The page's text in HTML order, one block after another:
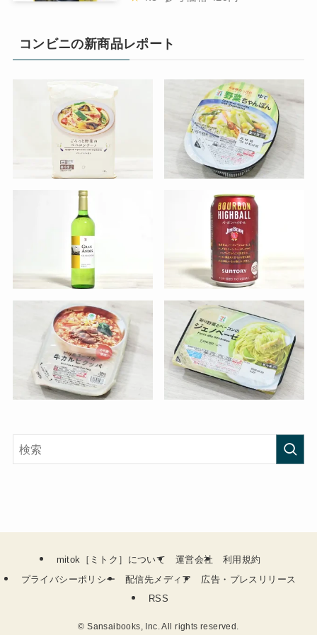
コンビニの新商品レポート
mitok［ミトク］について 運営会社
利用規約
プライバシーポリシー
配信先メディア
広告・プレスリリース
RSS
© Sansaibooks, Inc. All rights reserved.